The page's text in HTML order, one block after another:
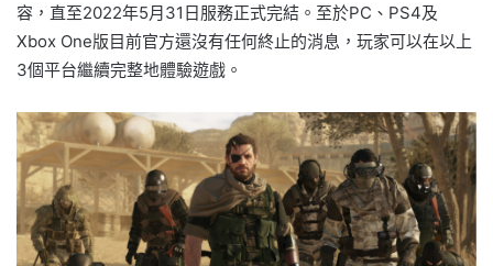
容，直至2022年5月31日服務正式完結。至於PC、PS4及
Xbox One版目前官方還沒有任何終止的消息，玩家可以在以上
3個平台繼續完整地體驗遊戲。